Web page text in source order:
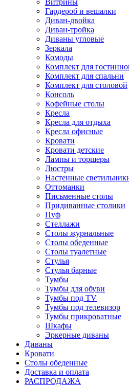
Витрины
Гардероб и вешалки
Диван-двойка
Диван-тройка
Диваны угловые
Зеркала
Комоды
Комплект для
Комплект для спальни
Комплект для столовой
Консоль
Кофейные столы
Кресла
Кресла для отдыха
Кресла офисные
Кровати
Кровати детские
Лампы и торшеры
Люстры
Настенные
Оттоманки
Письменные столы
Придиванные столики
Пуф
Стеллажи
Столы журнальные
Столы обеденные
Столы туалетные
Стулья
Стулья барные
Тумбы
Тумбы для обуви
Тумбы под TV
Тумбы под телевизор
Тумбы прикроватные
Шкафы
Эркерные диваны
Диваны
Кровати
Столы обеденные
Доставка и оплата
РАСПРОДАЖА